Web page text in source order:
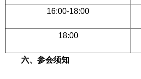
16:00-18:00
18:00
六、参会须知